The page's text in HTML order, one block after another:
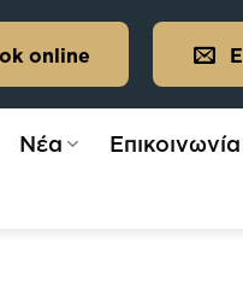
online
Νέα Επικοινωνία